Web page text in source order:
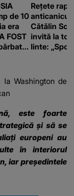
de 10
era
FOST
Rețete
Cătălin
invită la
linte: „Spor
la Washington de
este foarte
și să se
europeni au
în interiorul
iar președintele